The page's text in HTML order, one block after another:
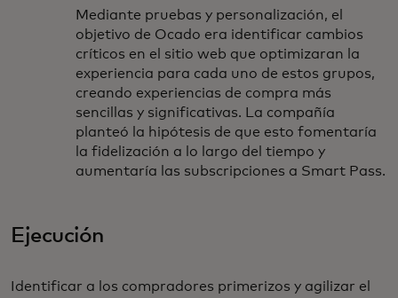
Mediante pruebas y personalización, el
objetivo de Ocado era identificar cambios
críticos en el sitio web que optimizaran la
experiencia para cada uno de estos grupos,
creando experiencias de compra más
sencillas y significativas. La compañía
planteó la hipótesis de que esto fomentaría
la fidelización a lo largo del tiempo y
aumentaría las subscripciones a Smart Pass.
Ejecución
Identificar a los compradores primerizos y agilizar el